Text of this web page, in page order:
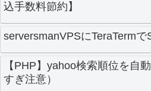
込手数料節約】
serversmanVPSにTeraTerm
【PHP】yahoo検索順位を自
すぎ注意）